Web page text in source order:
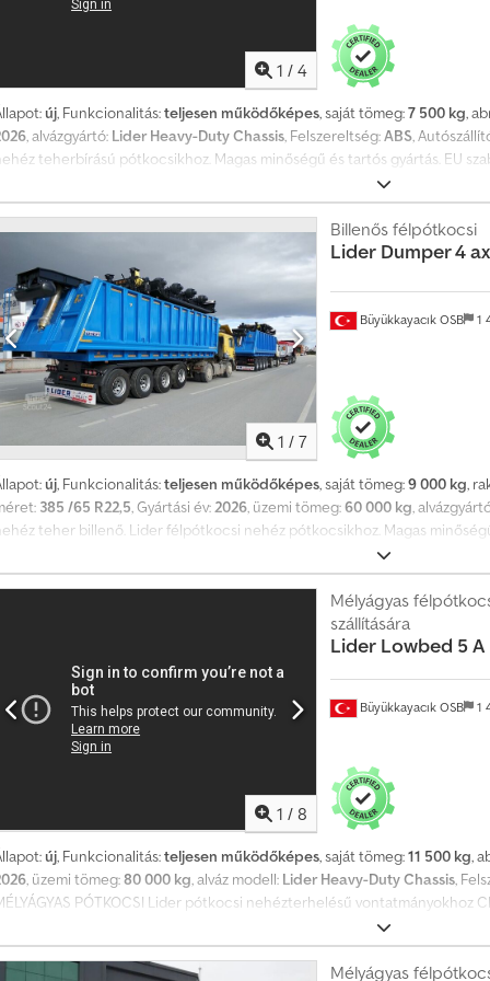
1 / 4
új, Funkcionalitás:teljesen működőképes, saját tömeg:7 500 kg,
, alvázgyártó: Lider Heavy-Duty Chassis, Felszereltség:ABS,
teherbírású pótkocsikhoz. Magas minőségű és tartós gyártás. EU
Egyéves garancia gyártási hibákra. Vevő által kért szín. 2026-os
1 / 7
Büyükkayacık OSB 1
Billenős félpótkocsi
Lider Dumper 4
új, Funkcionalitás:teljesen működőképes, saját tömeg:9 000 kg,
385 /65 R22,5, Gyártási év:2026, üzemi tömeg:60 000 kg,
teher billenő. Lider félpótkocsi nehéz pótkocsikhoz. Magas
gyártási hibákra. EBS vagy dupla körös fékrendszer. Ügyfél által
1 / 8
Büyükkayacık OSB 1
Mélyágyas
szállítására
Lider Lowbed 5 A
új, Funkcionalitás:teljesen működőképes, saját tömeg:11 500 kg,
, üzemi tömeg:80 000 kg , alváz modell: Lider Heavy-Duty Chassis ,
PÓTKOCSI Lider pótkocsi nehézterhelésű vontatmányokhoz
EU-szabványok. Dupla fékrendszer. Egy év garancia gyártási
Mélyágyas